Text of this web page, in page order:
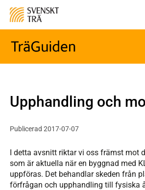
Upphandling och
Publicerad 2017-07-07
I detta avsnitt riktar vi oss främst mot
som är aktuella när en byggnad med
uppföras. Det behandlar skeden från
förfrågan och upphandling till fysiska